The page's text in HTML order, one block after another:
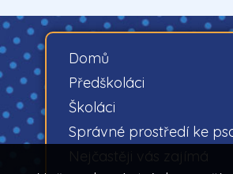
Domů
Předškoláci
Školáci
Správné prostředí ke